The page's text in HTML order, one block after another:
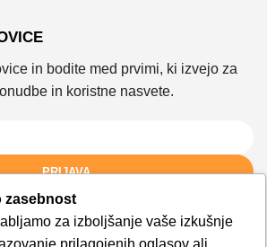
in bodite med prvimi, ki izvejo za
in koristne nasvete.
PRIJAVA
zasebnost
za izboljšanje vaše izkušnje
prilagojenih oglasov ali